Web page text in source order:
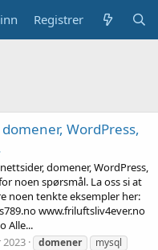
Registrer
WordPress,
domener, WordPress,
noen spørsmål. La oss si at
noen tenkte eksempler her:
www.friluftsliv4ever.no
Alle...
2023 domener
mysql